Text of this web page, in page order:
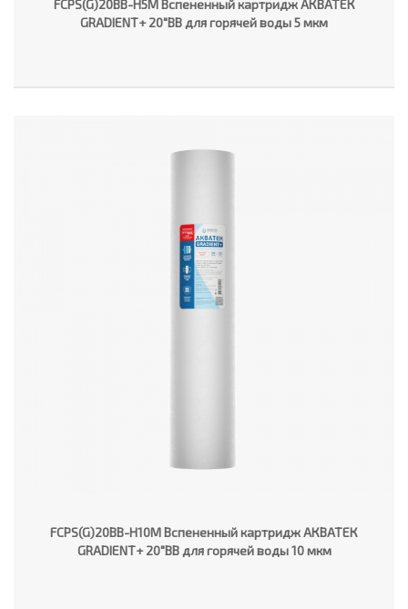
FCPS(G)20BB-H5M Вспененный картридж АКВАТЕК
GRADIENT+ 20"ВВ для горячей воды 5 мкм
FCPS(G)20BB-H10M Вспененный картридж АКВАТЕК
GRADIENT+ 20"ВВ для горячей воды 10 мкм